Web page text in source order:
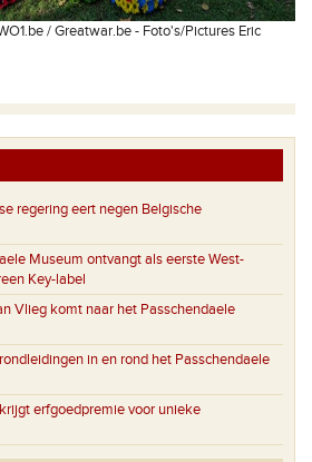
/ Greatwar.be - Foto's/Pictures Eric
regering eert negen Belgische
Museum ontvangt als eerste West-
Key-label
Vlieg komt naar het Passchendaele
in en rond het Passchendaele
erfgoedpremie voor unieke